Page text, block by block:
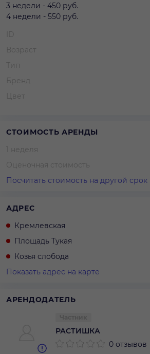
3 недели - 450 руб.
4 недели - 550 руб.
ID
Возраст
Тип
Бренд
Цвет
СТОИМОСТЬ АРЕНДЫ
1 неделя
Оценочная стоимость
Посчитать стоимость на другой срок
АДРЕС
Кремлевская
Площадь Тукая
Козья слобода
Показать адрес на карте
АРЕНДОДАТЕЛЬ
РАСТИШКА
0 отзывов